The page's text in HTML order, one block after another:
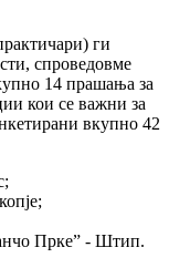
ги
спроведовме
14 пра­шања за
кои се важни за
вкуп­но 42
Прке” - Штип.